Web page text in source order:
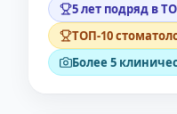
5 лет подряд в
ТОП-10
Более 5